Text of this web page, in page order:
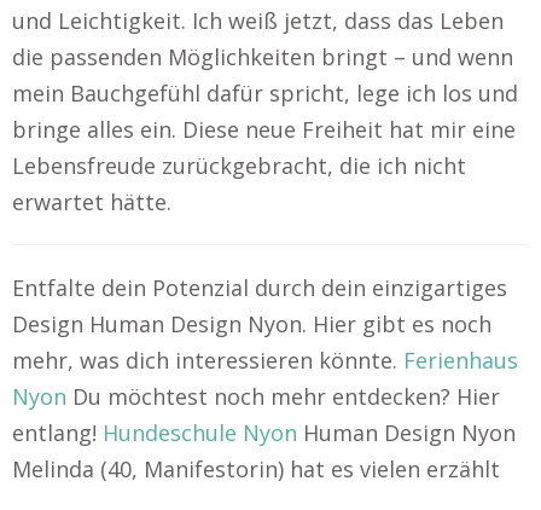
und Leichtigkeit. Ich weiß jetzt, dass das Leben
die passenden Möglichkeiten bringt – und wenn
mein Bauchgefühl dafür spricht, lege ich los und
bringe alles ein. Diese neue Freiheit hat mir eine
Lebensfreude zurückgebracht, die ich nicht
erwartet hätte.
Entfalte dein Potenzial durch dein einzigartiges
Design Human Design Nyon. Hier gibt es noch
mehr, was dich interessieren könnte. Ferienhaus
Nyon Du möchtest noch mehr entdecken? Hier
entlang! Hundeschule Nyon Human Design Nyon
Melinda (40, Manifestorin) hat es vielen erzählt